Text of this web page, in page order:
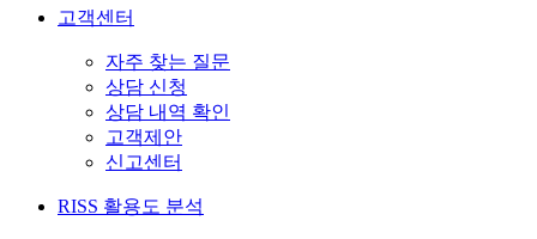
고객센터
자주 찾는 질문
상담 신청
상담 내역 확인
고객제안
신고센터
RISS 활용도 분석